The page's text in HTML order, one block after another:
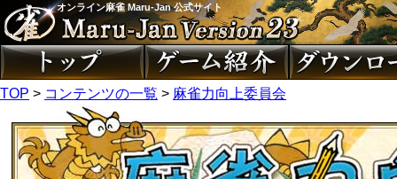
オンライン麻雀 Maru-Jan 公式サイト
TOP > コンテンツの一覧 > 麻雀力向上委員会